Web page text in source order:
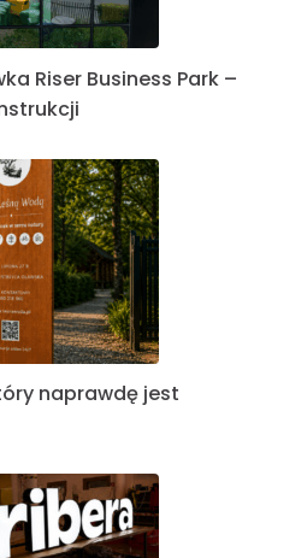
Riser Business Park –
naprawdę jest